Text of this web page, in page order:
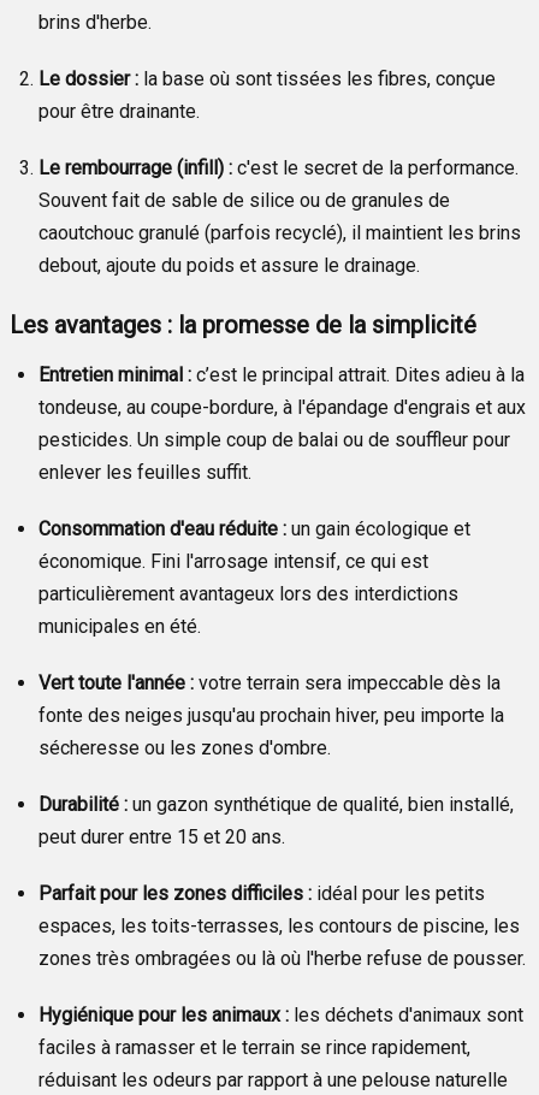
brins d'herbe.
Le dossier : la base où sont tissées les fibres, conçue
pour être drainante.
Le rembourrage (infill) : c'est le secret de la performance.
Souvent fait de sable de silice ou de granules de
caoutchouc granulé (parfois recyclé), il maintient les brins
debout, ajoute du poids et assure le drainage.
Les avantages : la promesse de la simplicité
Entretien minimal : c’est le principal attrait. Dites adieu à la
tondeuse, au coupe-bordure, à l'épandage d'engrais et aux
pesticides. Un simple coup de balai ou de souffleur pour
enlever les feuilles suffit.
Consommation d'eau réduite : un gain écologique et
économique. Fini l'arrosage intensif, ce qui est
particulièrement avantageux lors des interdictions
municipales en été.
Vert toute l'année : votre terrain sera impeccable dès la
fonte des neiges jusqu'au prochain hiver, peu importe la
sécheresse ou les zones d'ombre.
Durabilité : un gazon synthétique de qualité, bien installé,
peut durer entre 15 et 20 ans.
Parfait pour les zones difficiles : idéal pour les petits
espaces, les toits-terrasses, les contours de piscine, les
zones très ombragées ou là où l'herbe refuse de pousser.
Hygiénique pour les animaux : les déchets d'animaux sont
faciles à ramasser et le terrain se rince rapidement,
réduisant les odeurs par rapport à une pelouse naturelle